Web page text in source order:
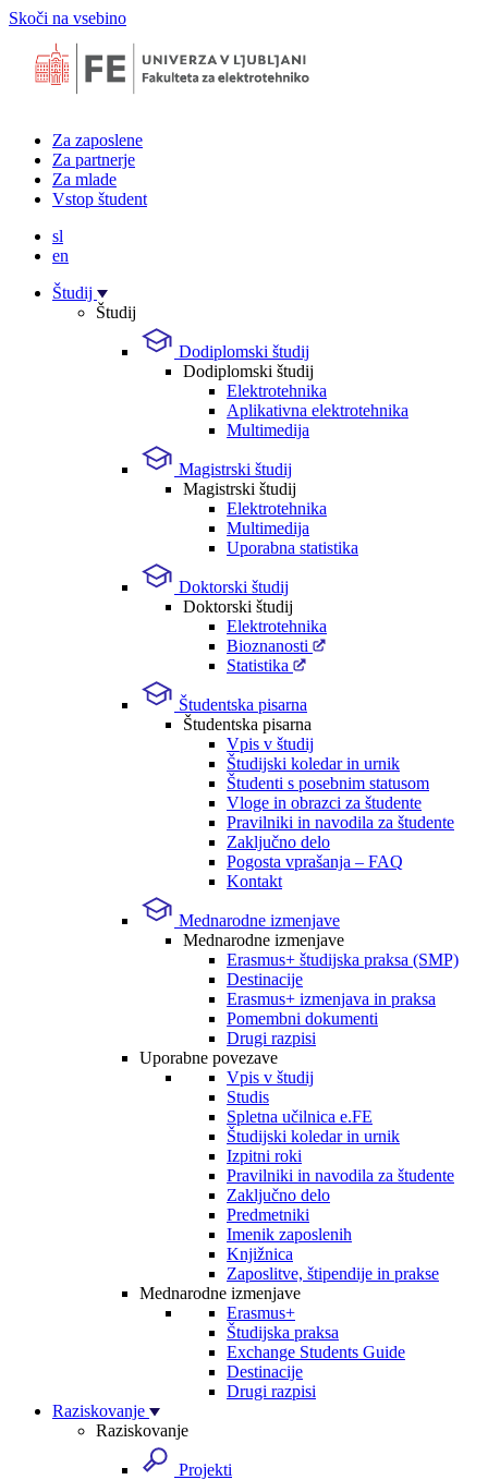
Skoči na vsebino
Za zaposlene
Za partnerje
Za mlade
Vstop študent
sl
en
Študij
Študij
Dodiplomski študij
Dodiplomski študij
Elektrotehnika
Aplikativna elektrotehnika
Multimedija
Magistrski študij
Magistrski študij
Elektrotehnika
Multimedija
Uporabna statistika
Doktorski študij
Doktorski študij
Elektrotehnika
Bioznanosti
Statistika
Študentska pisarna
Študentska pisarna
Vpis v študij
Študijski koledar in urnik
Študenti s posebnim statusom
Vloge in obrazci za študente
Pravilniki in navodila za študente
Zaključno delo
Pogosta vprašanja – FAQ
Kontakt
Mednarodne izmenjave
Mednarodne izmenjave
Erasmus+ študijska praksa (SMP)
Destinacije
Erasmus+ izmenjava in praksa
Pomembni dokumenti
Drugi razpisi
Uporabne povezave
Vpis v študij
Studis
Spletna učilnica e.FE
Študijski koledar in urnik
Izpitni roki
Pravilniki in navodila za študente
Zaključno delo
Predmetniki
Imenik zaposlenih
Knjižnica
Zaposlitve, štipendije in prakse
Mednarodne izmenjave
Erasmus+
Študijska praksa
Exchange Students Guide
Destinacije
Drugi razpisi
Raziskovanje
Raziskovanje
Projekti